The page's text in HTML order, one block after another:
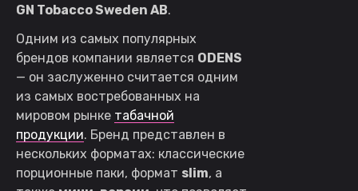
GN Tobacco Sweden AB.
Одним из самых популярных
брендов компании является ODENS
— он заслуженно считается одним
из самых востребованных на
мировом рынке табачной
продукции. Бренд представлен в
нескольких форматах: классические
порционные паки, формат slim, а